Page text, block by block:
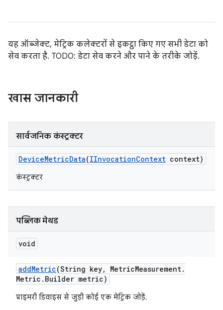
यह ऑब्जेक्ट, मेट्रिक कलेक्टरों से इकट्ठा किए गए सभी डेटा को
सेव करता है. TODO: डेटा सेव करने और पाने के तरीके जोड़ें.
खास जानकारी
सार्वजनिक कंस्ट्रक्टर
DeviceMetricData(IInvocationContext context)
कंस्ट्रक्टर
पब्लिक मेथड
void
addMetric(String key, MetricMeasurement.
Metric . Builder metric)
प्राइमरी डिवाइस से जुड़ी कोई एक मेट्रिक जोड़ें.